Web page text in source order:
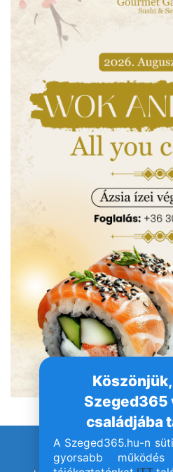
családjába
A Szeged365.hu-n
gyorsabb
© Szeged365.hu I